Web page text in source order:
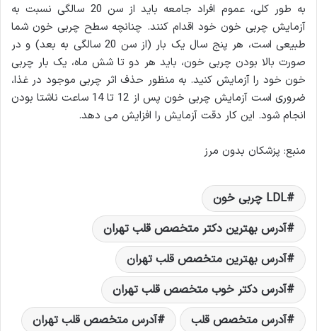
به طور کلی، عموم افراد جامعه باید از سن 20 سالگی نسبت به
آزمایش چربی خون خود اقدام کنند. چنانچه سطح چربی خون شما
طبیعی است، هر پنج سال یک بار (از سن 20 سالگی به بعد) و در
صورت بالا بودن چربی خون، باید هر دو تا شش ماه، یک بار چربی
خون خود را آزمایش کنید. به منظور حذف اثر چربی موجود در غذا،
ضروری است آزمایش چربی خون پس از 12 تا 14 ساعت ناشتا بودن
انجام شود. این کار دقت آزمایش را افزایش می دهد.
منبع: پزشکان بدون مرز
LDL چربی خون
آدرس بهترين دکتر متخصص قلب تهران
آدرس بهترين متخصص قلب تهران
آدرس دکتر خوب متخصص قلب تهران
آدرس متخصص قلب
آدرس متخصص قلب تهران